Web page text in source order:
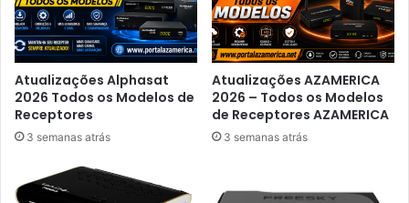
Atualizações Alphasat
2026 Todos os Modelos de
Receptores
3 semanas atrás
Atualizações AZAMERICA
2026 – Todos os Modelos
de Receptores AZAMERICA
3 semanas atrás